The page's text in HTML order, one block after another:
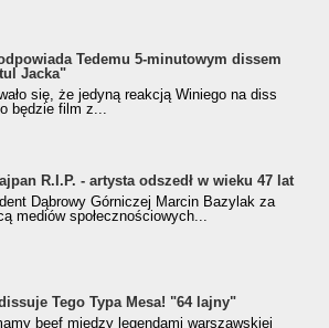
Tedemu 5-minutowym dissem
Jacka"
się, że jedyną reakcją Winiego na diss
będzie film z...
R.I.P. - artysta odszedł w wieku 47 lat
Dąbrowy Górniczej Marcin Bazylak za
mediów społecznościowych...
Tego Typa Mesa! "64 lajny"
beef między legendami warszawskiej